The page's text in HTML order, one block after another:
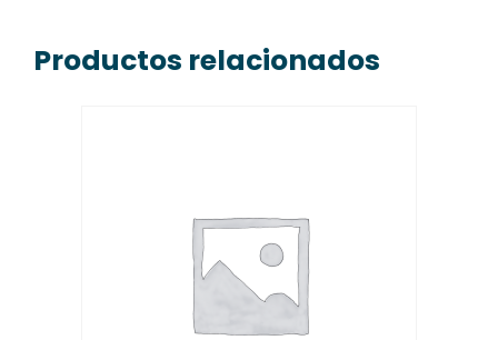
Productos relacionados